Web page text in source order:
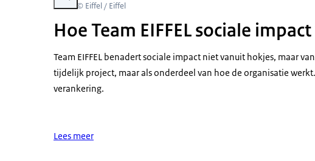
Beeld: © Eiffel / Eiffel
Hoe Team EIFFEL sociale
Team EIFFEL benadert sociale impact niet vanuit hokjes, maar
tijdelijk project, maar als onderdeel van hoe de organisatie
verankering.
Lees meer